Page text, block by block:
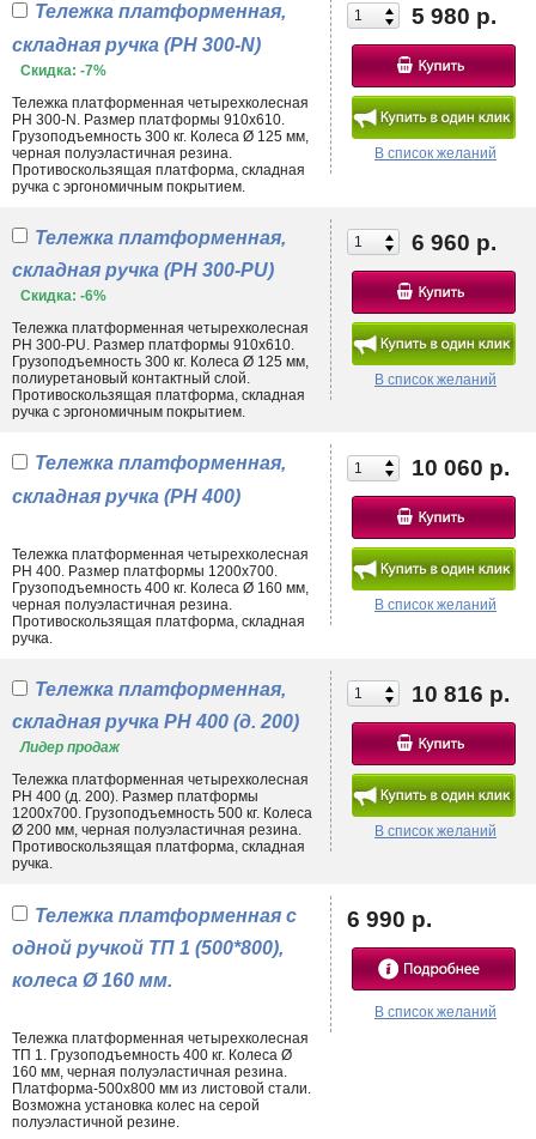
5 980 р.
В список желаний
Тележка платформенная,
складная ручка (PH 300-N)
Скидка: -7%
Тележка платформенная четырехколесная
PH 300-N. Размер платформы 910х610.
Грузоподъемность 300 кг. Колеса Ø 125 мм,
черная полуэластичная резина.
Противоскользящая платформа, складная
ручка с эргономичным покрытием.
6 960 р.
В список желаний
Тележка платформенная,
складная ручка (PH 300-PU)
Скидка: -6%
Тележка платформенная четырехколесная
PH 300-PU. Размер платформы 910х610.
Грузоподъемность 300 кг. Колеса Ø 125 мм,
полиуретановый контактный слой.
Противоскользящая платформа, складная
ручка с эргономичным покрытием.
10 060 р.
В список желаний
Тележка платформенная,
складная ручка (PH 400)
Тележка платформенная четырехколесная
PH 400. Размер платформы 1200х700.
Грузоподъемность 400 кг. Колеса Ø 160 мм,
черная полуэластичная резина.
Противоскользящая платформа, складная
ручка.
10 816 р.
В список желаний
Тележка платформенная,
складная ручка PH 400 (д. 200)
Лидер продаж
Тележка платформенная четырехколесная
PH 400 (д. 200). Размер платформы
1200х700. Грузоподъемность 500 кг. Колеса
Ø 200 мм, черная полуэластичная резина.
Противоскользящая платформа, складная
ручка.
6 990 р.
В список желаний
Тележка платформенная с
одной ручкой ТП 1 (500*800),
колеса Ø 160 мм.
Тележка платформенная четырехколесная
ТП 1. Грузоподъемность 400 кг. Колеса Ø
160 мм, черная полуэластичная резина.
Платформа-500х800 мм из листовой стали.
Возможна установка колес на серой
полуэластичной резине.